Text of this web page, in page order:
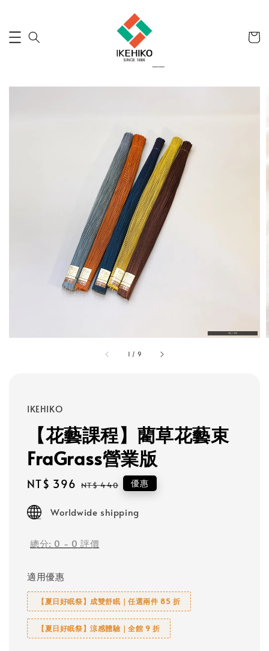
1 / 9
IKEHIKO
【花藝課程】藺草花藝束
FraGrass營業版
Sale
NT$ 396 Regular
NT$ 440 優惠
Worldwide shipping
總分: 0 - 0 評價
適用優惠
【夏日好眠祭】成雙舒眠｜任選兩件 85 折
【夏日好眠祭】涼感體驗｜全館 9 折